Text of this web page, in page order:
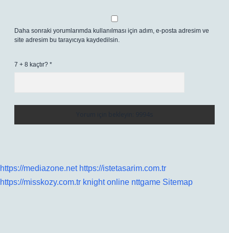
Daha sonraki yorumlarımda kullanılması için adım, e-posta adresim ve
site adresim bu tarayıcıya kaydedilsin.
7 + 8 kaçtır? *
https://mediazone.net https://istetasarim.com.tr
https://misskozy.com.tr knight online nttgame Sitemap